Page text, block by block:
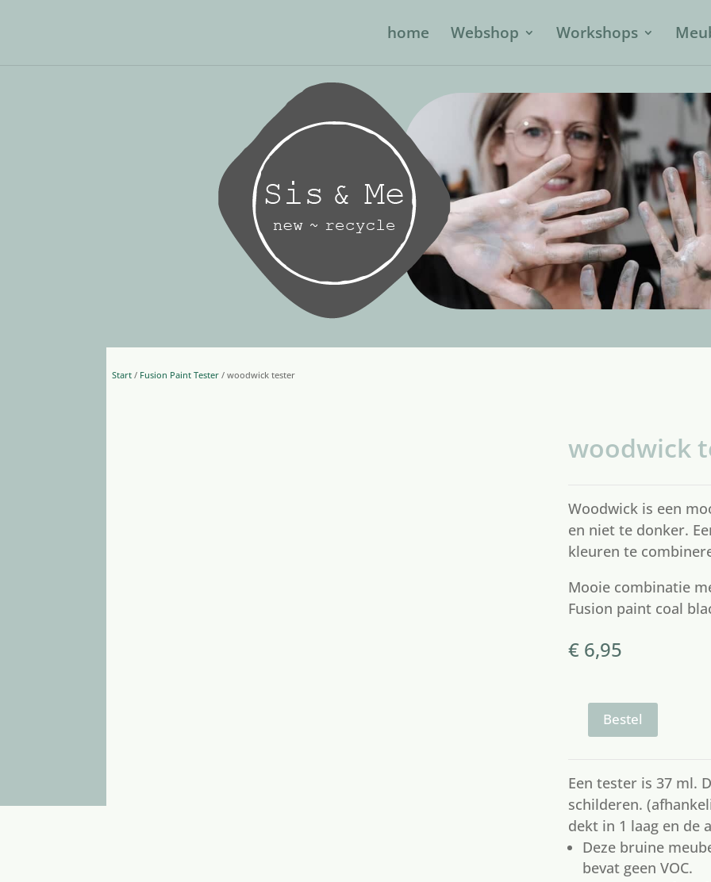
home Webshop Workshops
Start / Fusion Paint Tester / woodwick tester
woodwick
Woodwick is een
en niet te donker.
kleuren te
Mooie combinatie
Fusion paint coal
€6,95
woodwick
tester
aantal
Bestel
Een tester is 37 ml.
schilderen.
dekt in 1 laag en de
Deze bruine
bevat geen VOC.